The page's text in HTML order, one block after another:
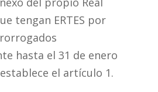
tengan ERTES por
hasta el 31 de enero
el artículo 1.